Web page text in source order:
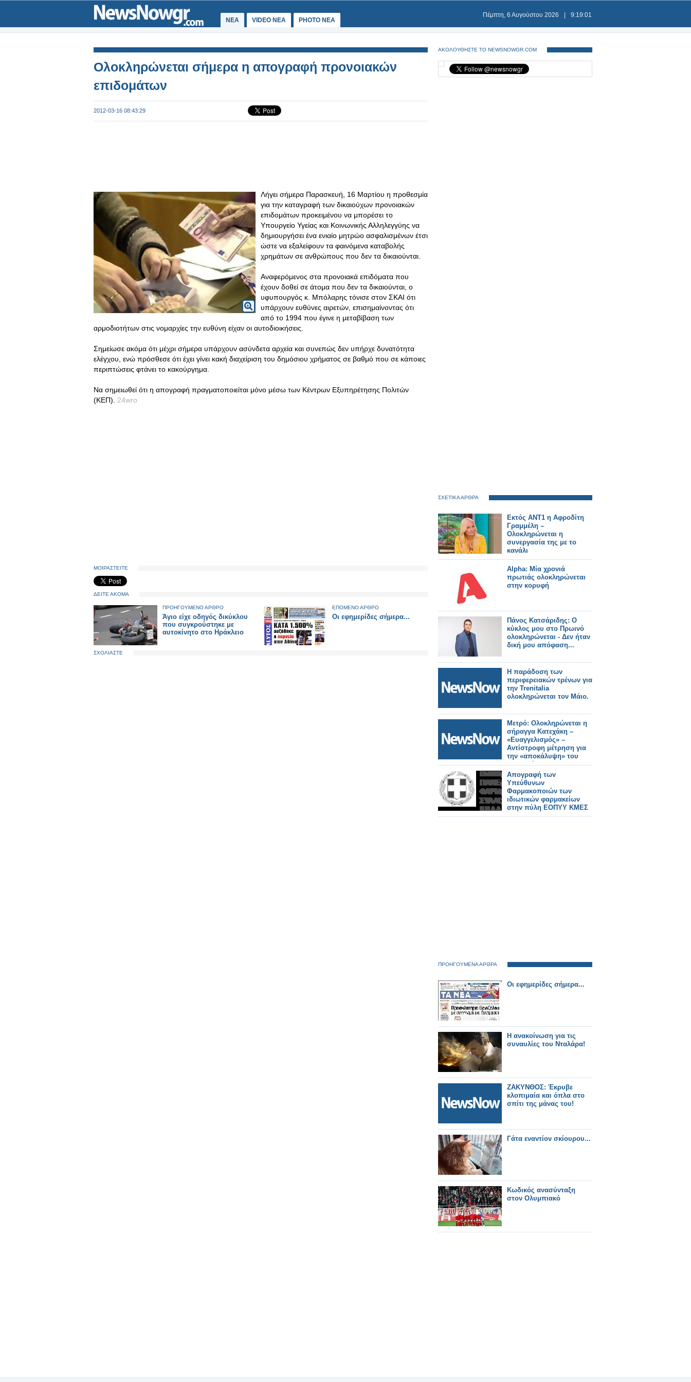
ΝΕΑ VIDEO NEA PHOTO NEA
Πέμπτη, 6 Αυγούστου 2026 9:19:01
Ολοκληρώνεται σήμερα η απογραφή προνοιακών
επιδομάτων
2012-03-16 08:43:29
Λήγει σήμερα Παρασκευή, 16 Μαρτίου η προθεσμία
για την καταγραφή των δικαιούχων προνοιακών
επιδομάτων προκειμένου να μπορέσει το
Υπουργείο Υγείας και Κοινωνικής Αλληλεγγύης να
δημιουργήσει ένα ενιαίο μητρώο ασφαλισμένων έτσι
ώστε να εξαλείφουν τα φαινόμενα καταβολής
χρημάτων σε ανθρώπους που δεν τα δικαιούνται.
Αναφερόμενος στα προνοιακά επιδόματα που
έχουν δοθεί σε άτομα που δεν τα δικαιούνται, ο
υφυπουργός κ. Μπόλαρης τόνισε στον ΣΚΑΙ ότι
υπάρχουν ευθύνες αιρετών, επισημαίνοντας ότι
από το 1994 που έγινε η μεταβίβαση των
αρμοδιοτήτων στις νομαρχίες την ευθύνη είχαν οι αυτοδιοικήσεις.
Σημείωσε ακόμα ότι μέχρι σήμερα υπάρχουν ασύνδετα αρχεία και συνεπώς δεν υπήρχε δυνατότητα
ελέγχου, ενώ πρόσθεσε ότι έχει γίνει κακή διαχείριση του δημόσιου χρήματος σε βαθμό που σε κάποιες
περιπτώσεις φτάνει το κακούργημα.
Να σημειωθεί ότι η απογραφή πραγματοποιείται μόνο μέσω των Κέντρων Εξυπηρέτησης Πολιτών
(ΚΕΠ). 24wro
ΜΟΙΡΑΣΤΕΙΤΕ
ΔΕΙΤΕ ΑΚΟΜΑ
ΠΡΟΗΓΟΥΜΕΝΟ ΑΡΘΡΟ
Άγιο είχε οδηγός δικύκλου
που συγκρούστηκε με
αυτοκίνητο στο Ηράκλειο
ΕΠΟΜΕΝΟ ΑΡΘΡΟ
Οι εφημερίδες σήμερα...
ΣΧΟΛΙΑΣΤΕ
ΑΚΟΛΟΥΘΗΣΤΕ ΤΟ NEWSNOWGR.COM
ΣΧΕΤΙΚΑ ΑΡΘΡΑ
Εκτός ΑΝΤ1 η Αφροδίτη
Γραμμέλη –
Ολοκληρώνεται η
συνεργασία της με το
κανάλι
Alpha: Μία χρονιά
πρωτιάς ολοκληρώνεται
στην κορυφή
Πάνος Κατσάριδης: Ο
κύκλος μου στο Πρωινό
ολοκληρώνεται - Δεν ήταν
δική μου απόφαση...
Η παράδοση των
περιφερειακών τρένων για
την Trenitalia
ολοκληρώνεται τον Μάιο.
Μετρό: Ολοκληρώνεται η
σήραγγα Κατεχάκη –
«Ευαγγελισμός» –
Αντίστροφη μέτρηση για
την «αποκάλυψη» του
μετροπόντικα
Απογραφή των
Υπεύθυνων
Φαρμακοποιών των
ιδιωτικών φαρμακείων
στην πύλη ΕΟΠΥΥ ΚΜΕΣ
ΠΡΟΗΓΟΥΜΕΝΑ ΑΡΘΡΑ
Οι εφημερίδες σήμερα...
Η ανακοίνωση για τις
συναυλίες του Νταλάρα!
ΖΑΚΥΝΘΟΣ: Έκρυβε
κλοπιμαία και όπλα στο
σπίτι της μάνας του!
Γάτα εναντίον σκίουρου...
Κωδικός ανασύνταξη
στον Ολυμπιακό